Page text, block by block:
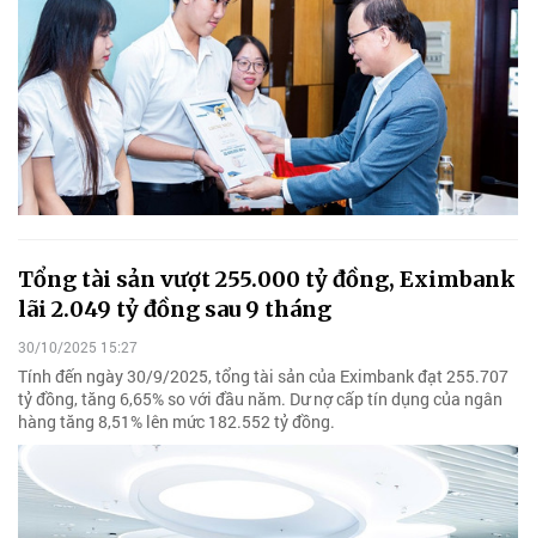
Tổng tài sản vượt 255.000 tỷ đồng, Eximbank
lãi 2.049 tỷ đồng sau 9 tháng
30/10/2025 15:27
Tính đến ngày 30/9/2025, tổng tài sản của Eximbank đạt 255.707
tỷ đồng, tăng 6,65% so với đầu năm. Dư nợ cấp tín dụng của ngân
hàng tăng 8,51% lên mức 182.552 tỷ đồng.